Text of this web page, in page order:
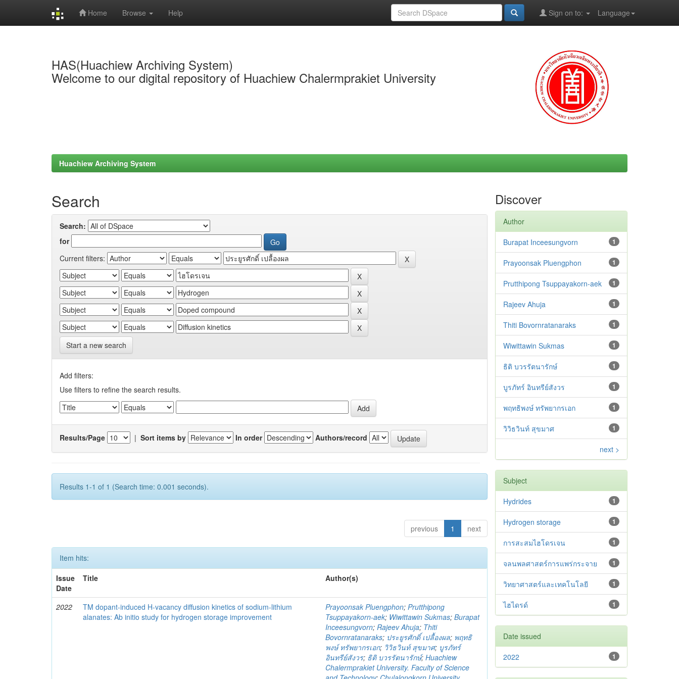
Home Browse Help Language
Sign on to:
HAS(Huachiew Archiving System)
Welcome to our digital repository of Huachiew Chalermprakiet University
Huachiew Archiving System
Search
Search:
for
Current filters:
Start a new search
Add filters:
Use filters to refine the search results.
Results/Page | Sort items by In order Authors/record
Results 1-1 of 1 (Search time: 0.001 seconds).
previous 1 next
Item hits:
Issue
Date
Title Author(s)
2022
TM dopant-induced H-vacancy diffusion kinetics of sodium-lithium
alanates: Ab initio study for hydrogen storage improvement
Prayoonsak Pluengphon;Prutthipong
Tsuppayakorn-aek; Wiwittawin Sukmas;Burapat
Inceesungvorn;Rajeev Ahuja; Thiti
Bovornratanaraks; ประยูรศักดิ์ เปลื้องผล; พฤทธิ
พงษ์ ทรัพยากรเอก; วิวิธวินท์ สุขมาศ; บูรภัทร์
อินทรีย์สังวร; ธิติ บวรรัตนารักษ์;Huachiew
Chalermprakiet University. Faculty of Science
Discover
Author
1
Burapat Inceesungvorn
1
Prayoonsak Pluengphon
1
Prutthipong Tsuppayakorn-aek
1
Rajeev Ahuja
1
Thiti Bovornratanaraks
1
Wiwittawin Sukmas
1
ธิติ บวรรัตนารักษ์
1
บูรภัทร์ อินทรีย์สังวร
1
พฤทธิพงษ์ ทรัพยากรเอก
1
วิวิธวินท์ สุขมาศ
next >
Subject
1
Hydrides
1
Hydrogen storage
1
การสะสมไฮโดรเจน
1
จลนพลศาสตร์การแพร่กระจาย
1
วิทยาศาสตร์และเทคโนโลยี
1
ไฮไดรด์
Date issued
1
2022